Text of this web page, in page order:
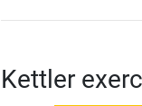
Kettler